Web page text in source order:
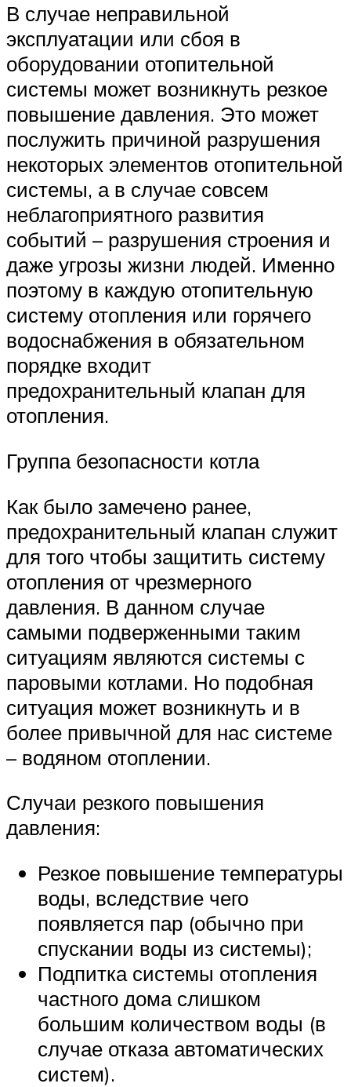
В случае неправильной
эксплуатации или сбоя в
оборудовании отопительной
системы может возникнуть резкое
повышение давления. Это может
послужить причиной разрушения
некоторых элементов отопительной
системы, а в случае совсем
неблагоприятного развития
событий – разрушения строения и
даже угрозы жизни людей. Именно
поэтому в каждую отопительную
систему отопления или горячего
водоснабжения в обязательном
порядке входит
предохранительный клапан для
отопления.
Группа безопасности котла
Как было замечено ранее,
предохранительный клапан служит
для того чтобы защитить систему
отопления от чрезмерного
давления. В данном случае
самыми подверженными таким
ситуациям являются системы с
паровыми котлами. Но подобная
ситуация может возникнуть и в
более привычной для нас системе
– водяном отоплении.
Случаи резкого повышения
давления:
Резкое повышение температуры
воды, вследствие чего
появляется пар (обычно при
спускании воды из системы);
Подпитка системы отопления
частного дома слишком
большим количеством воды (в
случае отказа автоматических
систем).